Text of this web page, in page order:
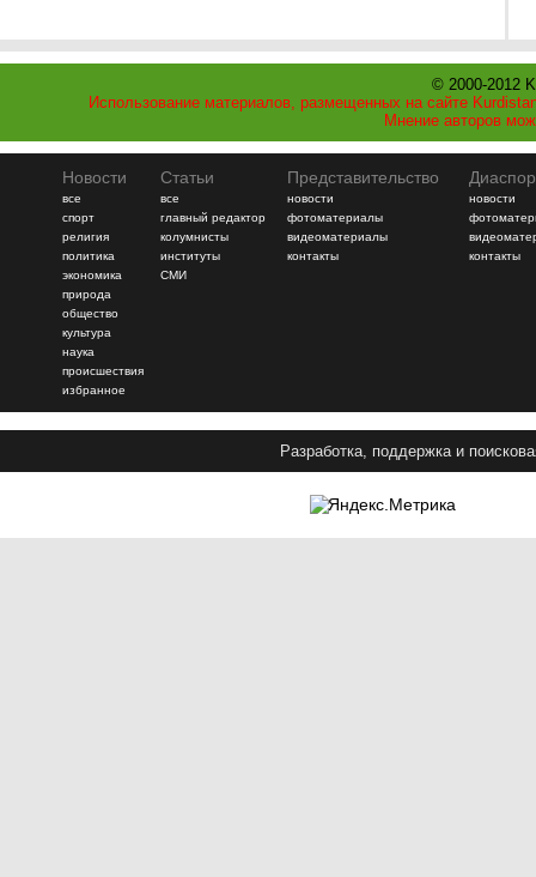
© 2000-2012
Использование материалов, размещенных на сайте
Мнение авторов
Новости
все
спорт
религия
политика
экономика
природа
общество
культура
наука
происшествия
избранное
Статьи
все
главный редактор
колумнисты
институты
СМИ
Представительство
новости
фотоматериалы
видеоматериалы
контакты
новости
контакты
Разработка, поддержка и